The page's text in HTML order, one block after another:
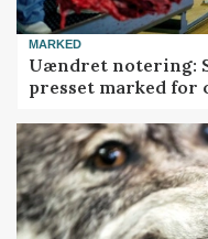
MARKED
Uændret notering:
presset marked for